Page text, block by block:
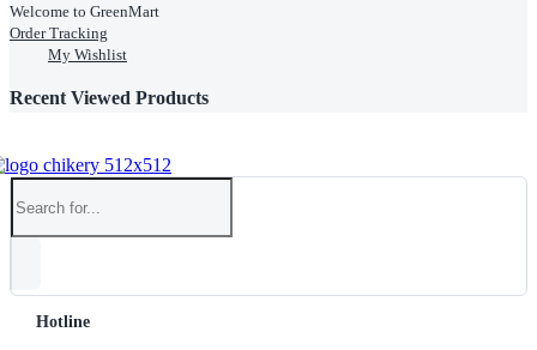
Welcome to GreenMart
Order Tracking
My Wishlist
Recent Viewed Products
Hotline